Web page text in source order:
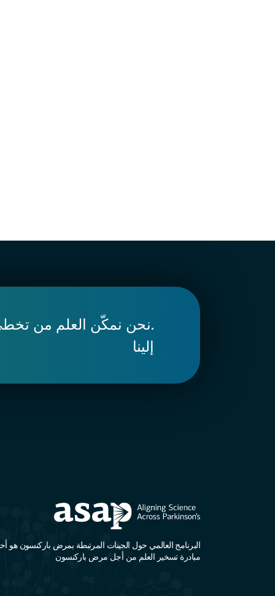
.نحن نمكّن العلم من
إلينا
البرنامج العالمي حول الجينات المرتبطة بمرض باركنسون هو
مبادرة تسخير العلم من أجل مرض باركنسون